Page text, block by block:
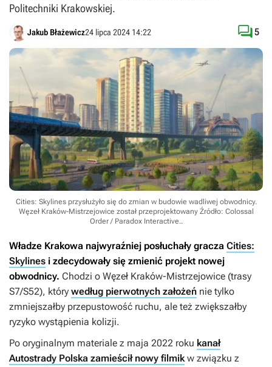
Politechniki Krakowskiej.
Jakub Błażewicz24 lipca 2024 14:22 5
Cities: Skylines przysłużyło się do zmian w budowie wadliwej obwodnicy.
Węzeł Kraków-Mistrzejowice został przeprojektowany Źródło: Colossal
Order / Paradox Interactive..
Władze Krakowa najwyraźniej posłuchały gracza Cities:
Skylines i zdecydowały się zmienić projekt nowej
obwodnicy. Chodzi o Węzeł Kraków-Mistrzejowice (trasy
S7/S52), który według pierwotnych założeń nie tylko
zmniejszałby przepustowość ruchu, ale też zwiększałby
ryzyko wystąpienia kolizji.
Po oryginalnym materiale z maja 2022 roku kanał
Autostrady Polska zamieścił nowy filmikw związku z